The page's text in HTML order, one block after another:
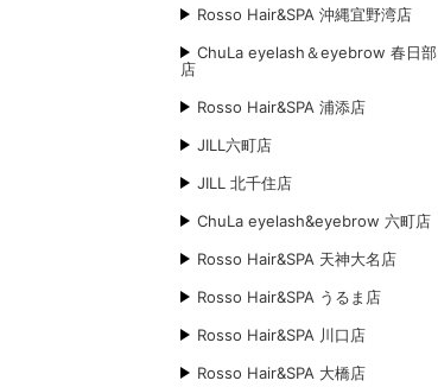
Rosso Hair&SPA 沖縄宜野湾店
ChuLa eyelash＆eyebrow 春日部
店
Rosso Hair&SPA 浦添店
JILL六町店
JILL 北千住店
ChuLa eyelash&eyebrow 六町店
Rosso Hair&SPA 天神大名店
Rosso Hair&SPA うるま店
Rosso Hair&SPA 川口店
Rosso Hair&SPA 大橋店